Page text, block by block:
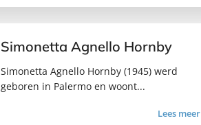
Simonetta Agnello Hornby
Simonetta Agnello Hornby (1945) werd
geboren in Palermo en woont...
Lees meer